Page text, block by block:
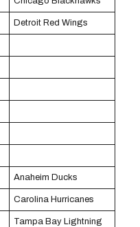
Detroit Red Wings
Anaheim Ducks
Carolina Hurricanes
Tampa Bay Lightning